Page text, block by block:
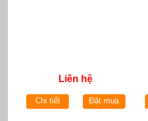
Liên hệ
Chi tiết Đặt mua